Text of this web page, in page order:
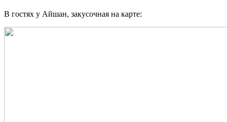
В гостях у Айшан, закусочная на карте: